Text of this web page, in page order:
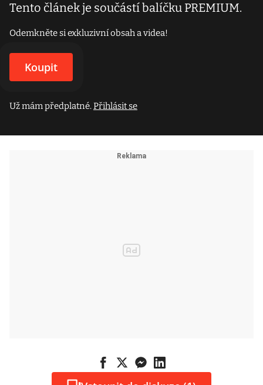
Tento článek je součástí balíčku PREMIUM.
Odemkněte si exkluzivní obsah a videa!
Koupit
Už mám předplatné.Přihlásit se